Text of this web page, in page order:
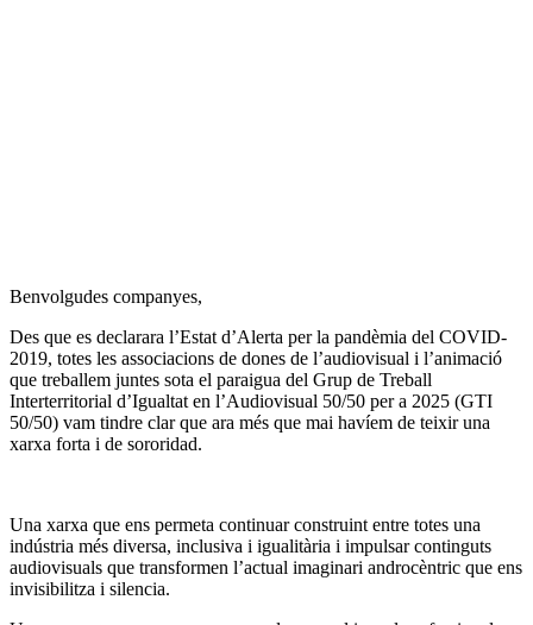
Benvolgudes companyes,
Des que es declarara l’Estat d’Alerta per la pandèmia del COVID-
2019, totes les associacions de dones de l’audiovisual i l’animació
que treballem juntes sota el paraigua del Grup de Treball
Interterritorial d’Igualtat en l’Audiovisual 50/50 per a 2025 (GTI
50/50) vam tindre clar que ara més que mai havíem de teixir una
xarxa forta i de sororidad.
Una xarxa que ens permeta continuar construint entre totes una
indústria més diversa, inclusiva i igualitària i impulsar continguts
audiovisuals que transformen l’actual imaginari androcèntric que ens
invisibilitza i silencia.